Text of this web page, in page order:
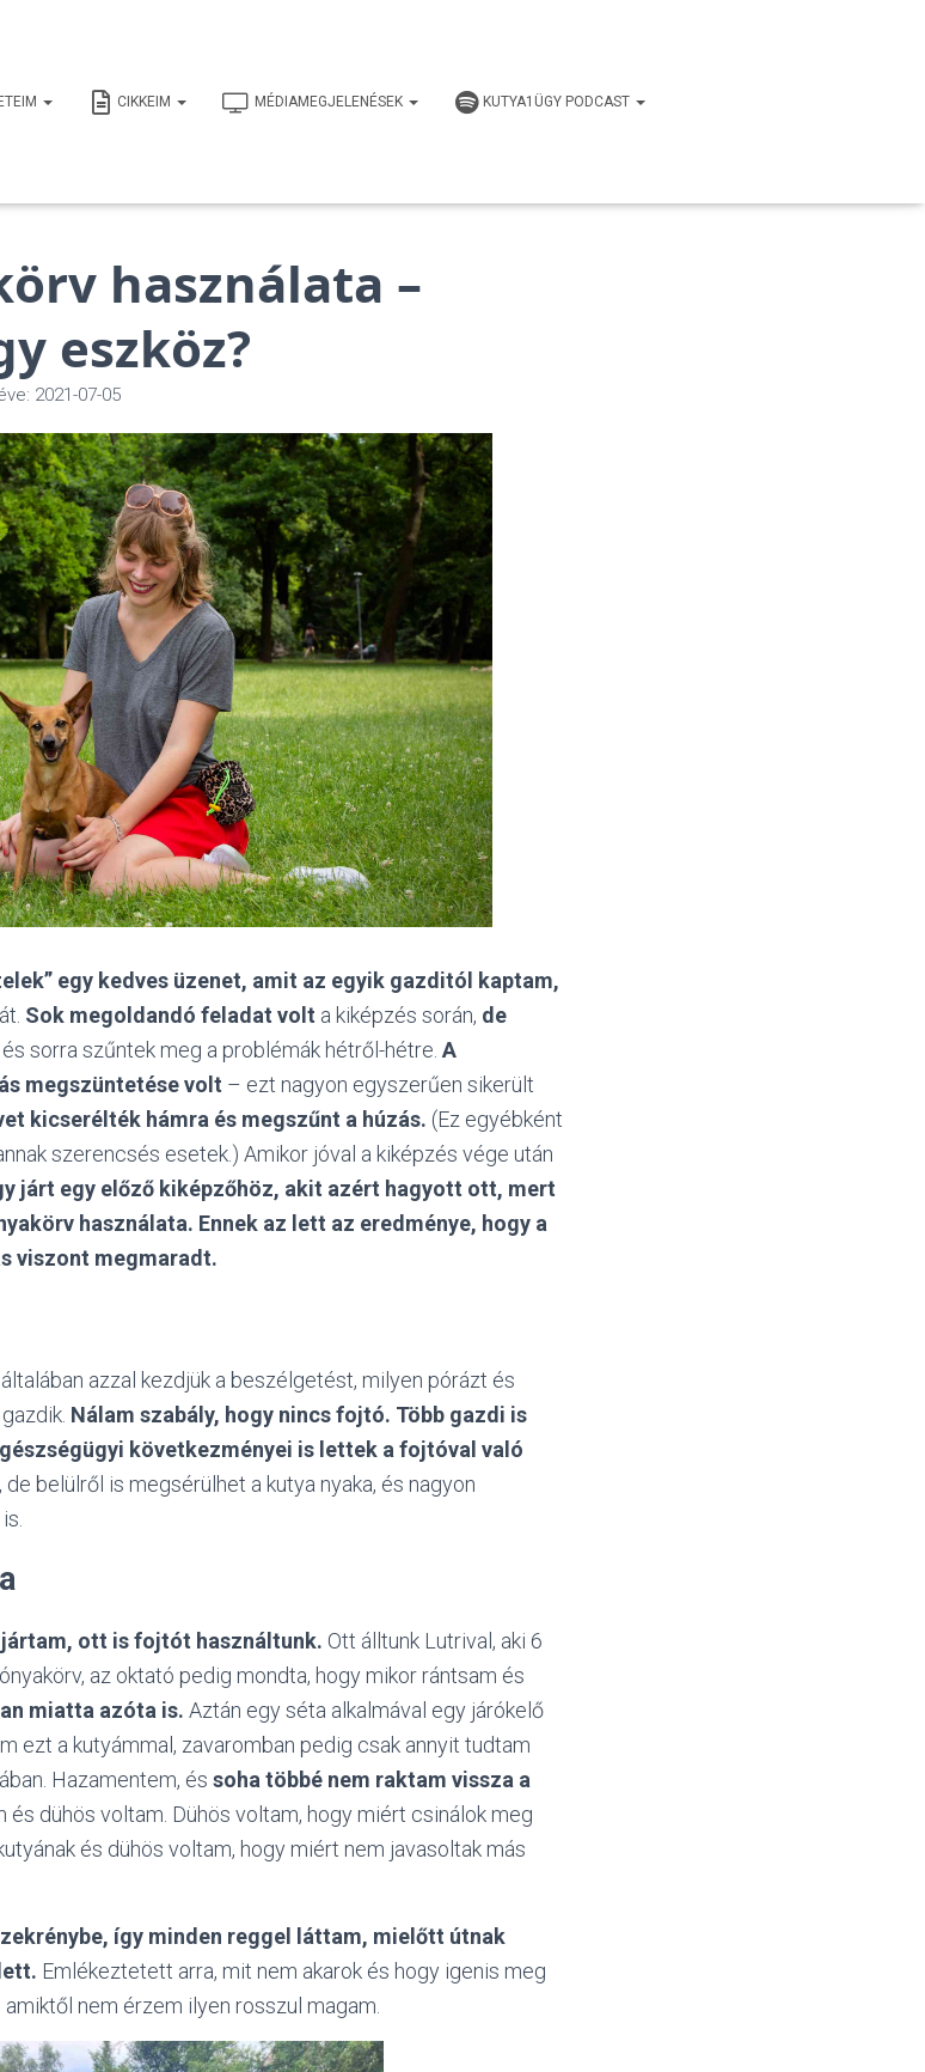
CIKKEIM MÉDIAMEGJELENÉSEK KUTYA1ÜGY PODCAST
használata –
eszköz?
2021-07-05
egy kedves üzenet, amit az egyik gazditól kaptam,
Sok megoldandó feladat volt a kiképzés során, de
és sorra szűntek meg a problémák hétről-hétre. A
megszüntetése volt – ezt nagyon egyszerűen sikerült
kicserélték hámra és megszűnt a húzás. (Ez egyébként
szerencsés esetek.) Amikor jóval a kiképzés vége után
járt egy előző kiképzőhöz, akit azért hagyott ott, mert
használata. Ennek az lett az eredménye, hogy a
viszont megmaradt.
azzal kezdjük a beszélgetést, milyen pórázt és
Nálam szabály, hogy nincs fojtó. Több gazdi is
következményei is lettek a fojtóval való
belülről is megsérülhet a kutya nyaka, és nagyon
ott is fojtót használtunk. Ott álltunk Lutrival, aki 6
az oktató pedig mondta, hogy mikor rántsam és
miatta azóta is. Aztán egy séta alkalmával egy járókelő
ezt a kutyámmal, zavaromban pedig csak annyit tudtam
Hazamentem, és soha többé nem raktam vissza a
dühös voltam. Dühös voltam, hogy miért csinálok meg
és dühös voltam, hogy miért nem javasoltak más
így minden reggel láttam, mielőtt útnak
Emlékeztetett arra, mit nem akarok és hogy igenis meg
nem érzem ilyen rosszul magam.